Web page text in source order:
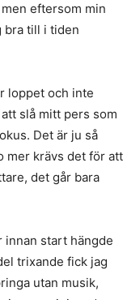
eftersom min
bra till i tiden
loppet och inte
slå mitt pers som
Det är ju så
mer krävs det för att
det går bara
innan start hängde
trixande fick jag
utan musik,